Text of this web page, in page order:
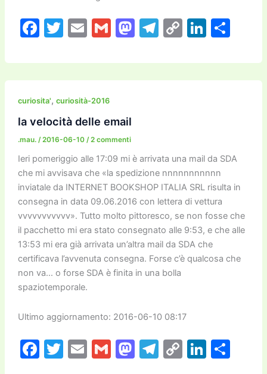
F
c
e
b
o
o
k
T
itt
er
E
ai
l
G
ai
l
M
st
o
T
e
gr
C
p
y
Li
k
e
C
n
di
curiosita', curiosità-2016
la velocità delle email
.mau. /2016-06-10 /2 commenti
Ieri pomeriggio alle 17:09 mi è arrivata una mail da SDA
che mi avvisava che «la spedizione nnnnnnnnnnn
inviatale da INTERNET BOOKSHOP ITALIA SRL risulta in
consegna in data 09.06.2016 con lettera di vettura
vvvvvvvvvvv». Tutto molto pittoresco, se non fosse che
il pacchetto mi era stato consegnato alle 9:53, e che alle
13:53 mi era già arrivata un’altra mail da SDA che
certificava l’avvenuta consegna. Forse c’è qualcosa che
non va… o forse SDA è finita in una bolla
spaziotemporale.
Ultimo aggiornamento: 2016-06-10 08:17
F T E G M T C Li C